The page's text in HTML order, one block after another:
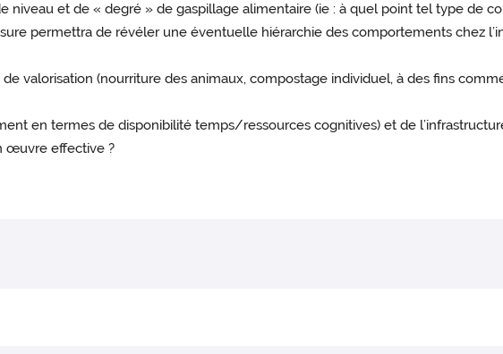
et de « degré » de gaspillage alimentaire (ie : à quel point tel type de
permettra de révéler une éventuelle hiérarchie des comportements chez
valorisation (nourriture des animaux, compostage individuel, à des fins
en termes de disponibilité temps/ressources cognitives) et de
œuvre effective ?